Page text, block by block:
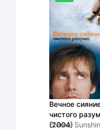
Вечное
чистого
(2004)
Eternal